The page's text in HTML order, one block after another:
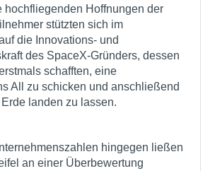
hochfliegenden Hoffnungen der
stützten sich im
die Innovations- und
des SpaceX-Gründers, dessen
schafften, eine
All zu schicken und anschließend
landen zu lassen.
hingegen ließen
an einer Überbewertung